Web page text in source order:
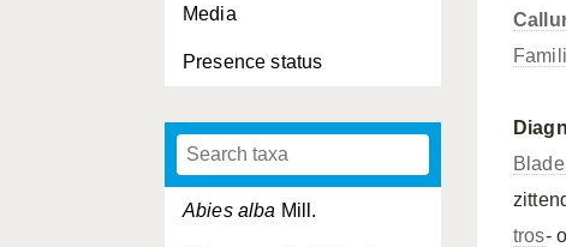
Media
Presence status
Abies alba Mill.
tros-